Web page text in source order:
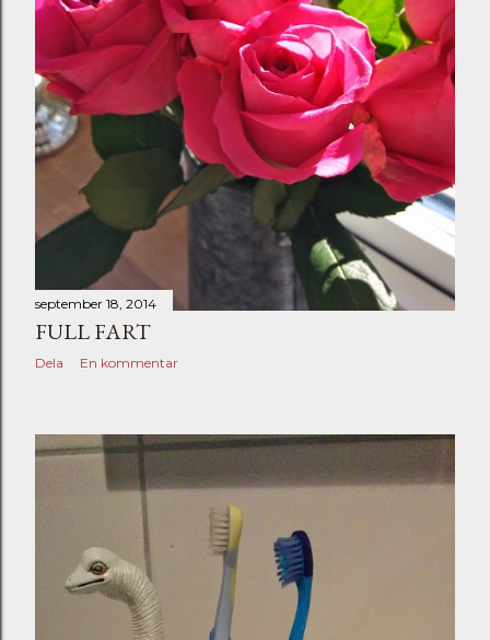
september 18, 2014
FULL FART
Dela En kommentar